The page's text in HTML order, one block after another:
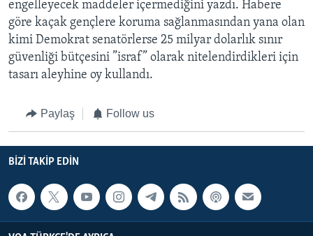
engelleyecek maddeler içermediğini yazdı. Habere
göre kaçak gençlere koruma sağlanmasından yana olan
kimi Demokrat senatörlerse 25 milyar dolarlık sınır
güvenliği bütçesini ”israf” olarak nitelendirdikleri için
tasarı aleyhine oy kullandı.
Paylaş Follow us
BIZI TAKIP EDIN